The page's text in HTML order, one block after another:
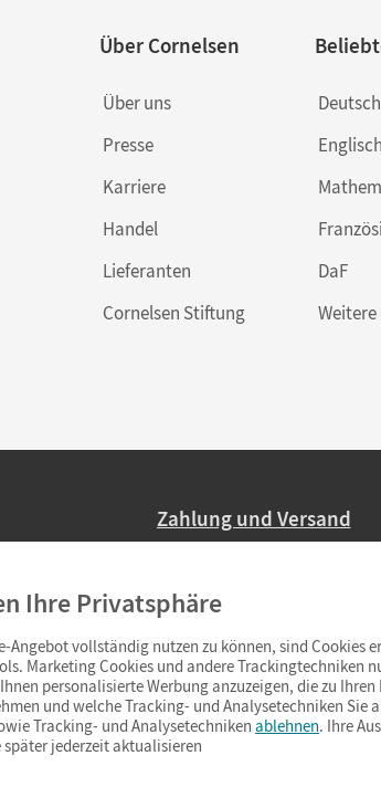
Über Cornelsen
Über uns
Presse
Karriere
Handel
Lieferanten
Cornelsen Stiftung
Deutsch
Englisch
DaF
Weitere
Zahlung und Versand
Ab 59,– EUR Bestellwert
(Lieferung in 3–6 Tagen).
Ihre Privatsphäre
Angebot vollständig nutzen zu können, sind Cookies
Marketing Cookies und andere Trackingtechniken
personalisierte Werbung anzuzeigen, die zu
und welche Tracking- und Analysetechniken Sie
Tracking- und Analysetechniken ablehnen. Ihre
später jederzeit aktualisieren